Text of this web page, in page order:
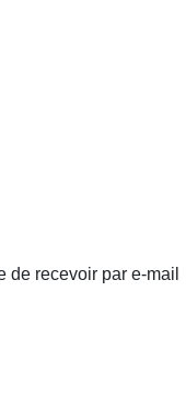
de recevoir par e-mail